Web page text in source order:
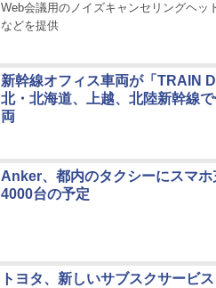
Web会議用のノイズキャンセリングヘッ
などを提供
新幹線オフィス車両が「TRAIN
北・北海道、上越、北陸新幹線
両
Anker、都内のタクシーにスマ
4000台の予定
トヨタ、新しいサブスクサービ